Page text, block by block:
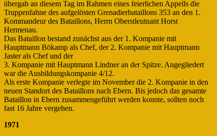
übergab an diesem Tag im Rahmen eines feierlichen Appells die
Truppenfahne des aufgelösten Grenadierbataillons 353 an den 1.
Kommandeur des Bataillons, Herrn Oberstleutnant Horst
Hermenau.
Das Bataillon bestand zunächst aus der 1. Kompanie mit
Hauptmann Bökamp als Chef, der 2. Kompanie mit Hauptmann
Jaster als Chef und der
3. Kompanie mit Hauptmann Lindner an der Spitze. Angegliedert
war die Ausbildungskompanie 4/12.
Als erste Kompanie verlegte im November die 2. Kompanie in den
neuen Standort des Bataillons nach Ebern. Bis jedoch das gesamte
Bataillon in Ebern zusammengeführt werden konnte, sollten noch
fast 16 Jahre vergehen.
1971